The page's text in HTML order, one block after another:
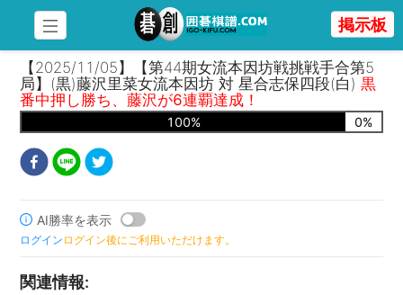
掲示板
【2025/11/05】【第44期女流本因坊戦挑戦手合第5
局】(黒)藤沢里菜女流本因坊 対 星合志保四段(白)黒
番中押し勝ち、藤沢が6連覇達成！
100% 0%
AI勝率を表示
ログイン ログイン後にご利用いただけます。
関連情報: